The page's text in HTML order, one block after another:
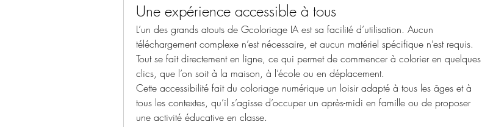
Une expérience accessible à tous
L’un des grands atouts de Gcoloriage IA est sa facilité d’utilisation. Aucun
téléchargement complexe n’est nécessaire, et aucun matériel spécifique n’est requis.
Tout se fait directement en ligne, ce qui permet de commencer à colorier en quelques
clics, que l’on soit à la maison, à l’école ou en déplacement.
Cette accessibilité fait du coloriage numérique un loisir adapté à tous les âges et à
tous les contextes, qu’il s’agisse d’occuper un après-midi en famille ou de proposer
une activité éducative en classe.